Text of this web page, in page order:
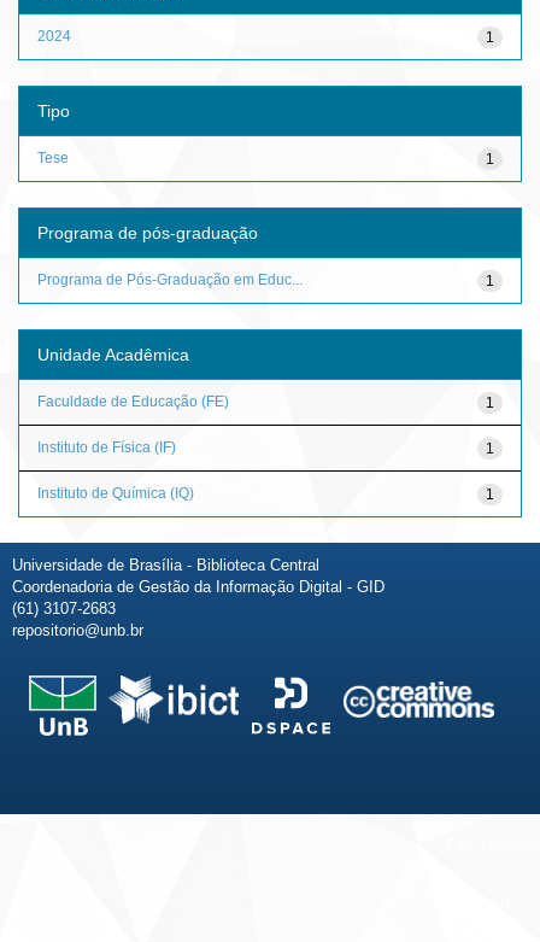
1
2024
Tipo
1
Tese
Programa de pós-graduação
1
Programa de Pós-Graduação em Educ...
Unidade Acadêmica
1
Faculdade de Educação (FE)
1
Instituto de Física (IF)
1
Instituto de Química (IQ)
Universidade de Brasília - Biblioteca Central
Coordenadoria de Gestão da Informação Digital - GID
(61) 3107-2683
repositorio@unb.br